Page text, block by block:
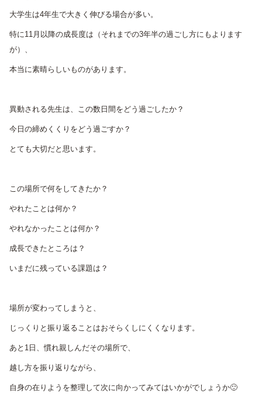
大学生は4年生で大きく伸びる場合が多い。
特に11月以降の成長度は（それまでの3年半の過ごし方にもよります
が）、
本当に素晴らしいものがあります。
異動される先生は、この数日間をどう過ごしたか？
今日の締めくくりをどう過ごすか？
とても大切だと思います。
この場所で何をしてきたか？
やれたことは何か？
やれなかったことは何か？
成長できたところは？
いまだに残っている課題は？
場所が変わってしまうと、
じっくりと振り返ることはおそらくしにくくなります。
あと1日、慣れ親しんだその場所で、
越し方を振り返りながら、
自身の在りようを整理して次に向かってみてはいかがでしょうか🙂